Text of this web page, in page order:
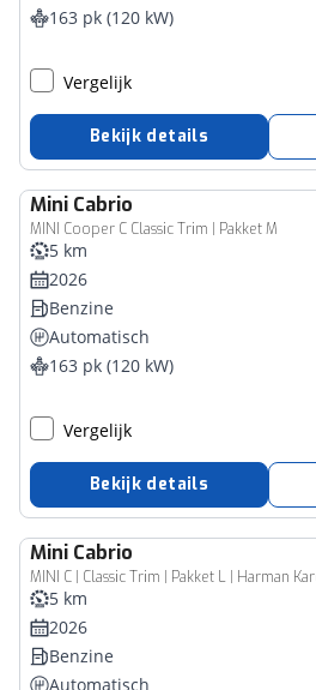
163 pk (120 kW)
Vergelijk
Bekijk details
Mini Cabrio
MINI Cooper C Classic Trim | Pakket M
5 km
2026
Benzine
Automatisch
163 pk (120 kW)
Vergelijk
Bekijk details
Mini Cabrio
MINI C | Classic Trim | Pakket L | Harman
5 km
2026
Benzine
Automatisch